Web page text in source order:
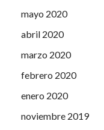
mayo 2020
abril 2020
marzo 2020
febrero 2020
enero 2020
noviembre 2019